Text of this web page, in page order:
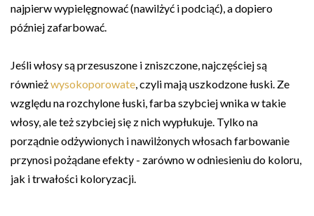
najpierw wypielęgnować (nawilżyć i podciąć), a dopiero
później zafarbować.
Jeśli włosy są przesuszone i zniszczone, najczęściej są
równieżwysokoporowate , czyli mają uszkodzone łuski. Ze
względu na rozchylone łuski, farba szybciej wnika w takie
włosy, ale też szybciej się z nich wypłukuje. Tylko na
porządnie odżywionych i nawilżonych włosach farbowanie
przynosi pożądane efekty - zarówno w odniesieniu do koloru,
jak i trwałości koloryzacji.